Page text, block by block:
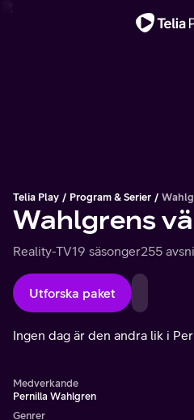
Telia Play Program & Serier
Wahlgrens
Reality-TV19 säsonger255
Utforska paket
Ingen dag är den andra lik i
Medverkande
Pernilla Wahlgren
Genrer